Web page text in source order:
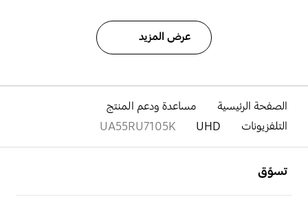
عرض المزيد
الصفحة الرئيسية
مساعدة ودعم المنتج
التلفزيونات
UHD
UA55RU7105K
تسوّق